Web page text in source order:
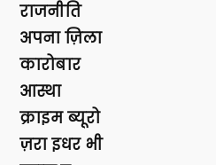
राजनीति
अपना ज़िला
कारोबार
आस्था
क्राइम ब्यूरो
ज़रा इधर भी